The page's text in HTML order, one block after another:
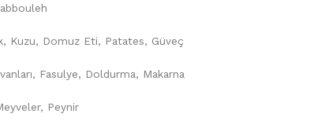
Kuzu, Domuz Eti, Patates, Güveç
Fasulye, Doldurma, Makarna
Peynir